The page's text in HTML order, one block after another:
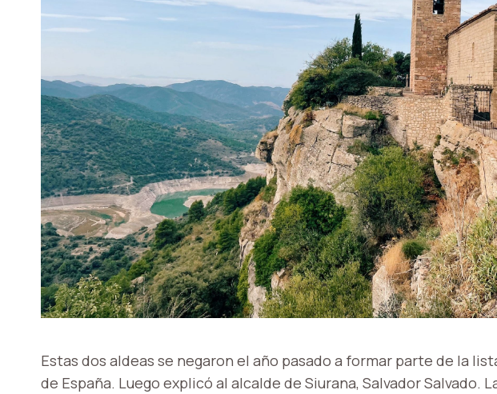
Estas dos aldeas se negaron el año pasado a formar parte de la
de España. Luego explicó al alcalde de Siurana, Salvador Salvado.